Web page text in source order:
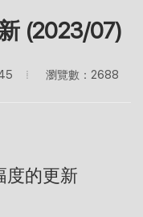
(2023/07)
瀏覽數：2688
度的更新